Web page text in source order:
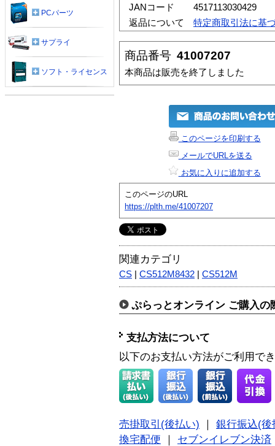
JANコード
4517113030429
返品について
特定商取引法に基
商品番号 41007207
本商品は販売を終了しました
このページを印刷する
メールでURLを送る
お気に入りに追加する
このページのURL
https://plth.me/41007207
関連カテゴリ
CS CS512M8432 CS512M
ぷらっとオンライン ご購入の
支払方法について
以下のお支払い方法がご利用で
売掛取引(後払い) ｜ 銀行振込(後
換宅配便 ｜ セブンイレブン決済
PCパーツ
サプライ
ソフト・ライセンス